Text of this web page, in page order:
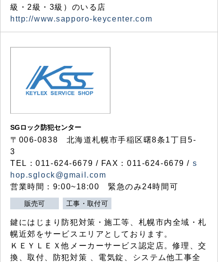
級・2級・3級）のいる店
http://www.sapporo-keycenter.com
SGロック防犯センター
〒006-0838 北海道札幌市手稲区曙8条1丁目5-
3
TEL：011-624-6679 / FAX：011-624-6679 / s
hop.sglock@gmail.com
営業時間：9:00~18:00 緊急のみ24時間可
販売可 工事・取付可
鍵にはじまり防犯対策・施工等、札幌市内全域・札
幌近郊をサービスエリアとしております。
ＫＥＹＬＥＸ他メーカーサービス認定店。修理、交
換、取付、防犯対策 、電気錠、システム他工事全